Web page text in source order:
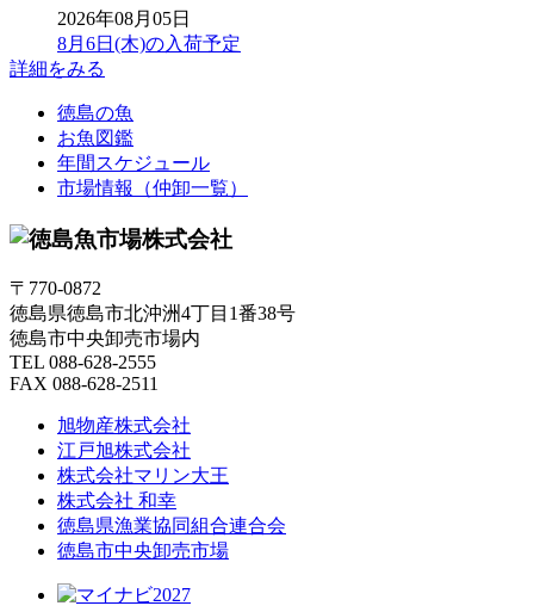
2026年08月05日
8月6日(木)の入荷予定
詳細をみる
徳島の魚
お魚図鑑
年間スケジュール
市場情報（仲卸一覧）
〒770-0872
徳島県徳島市北沖洲4丁目1番38号
徳島市中央卸売市場内
TEL 088-628-2555
FAX 088-628-2511
旭物産株式会社
江戸旭株式会社
株式会社マリン大王
株式会社 和幸
徳島県漁業協同組合連合会
徳島市中央卸売市場